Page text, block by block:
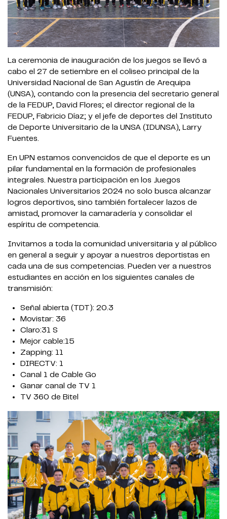
La ceremonia de inauguración de los juegos se llevó a
cabo el 27 de setiembre en el coliseo principal de la
Universidad Nacional de San Agustín de Arequipa
(UNSA), contando con la presencia del secretario general
de la FEDUP, David Flores; el director regional de la
FEDUP, Fabricio Díaz; y el jefe de deportes del Instituto
de Deporte Universitario de la UNSA (IDUNSA), Larry
Fuentes.
En UPN estamos convencidos de que el deporte es un
pilar fundamental en la formación de profesionales
integrales. Nuestra participación en los Juegos
Nacionales Universitarios 2024 no solo busca alcanzar
logros deportivos, sino también fortalecer lazos de
amistad, promover la camaradería y consolidar el
espíritu de competencia.
Invitamos a toda la comunidad universitaria y al público
en general a seguir y apoyar a nuestros deportistas en
cada una de sus competencias. Pueden ver a nuestros
estudiantes en acción en los siguientes canales de
transmisión:
Señal abierta (TDT): 20.3
Movistar: 36
Claro:31 S
Mejor cable:15
Zapping: 11
DIRECTV: 1
Canal 1 de Cable Go
Ganar canal de TV 1
TV 360 de Bitel